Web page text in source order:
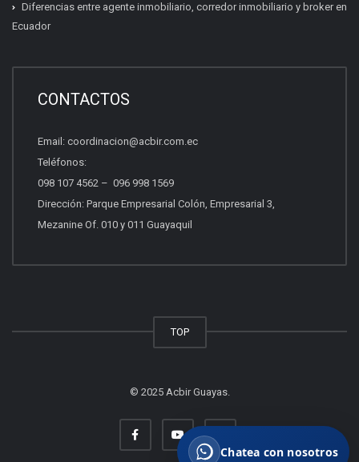
Beneficios del socio
Quiero vender propiedades
Escríbenos tu consulta.
Chatea con nosotros
Diferencias entre agente inmobiliario, corredor inmobiliario y broker en
Ecuador
CONTACTOS
Email: coordinacion@acbir.com.ec
Teléfonos:
098 107 4562 – 096 998 1569
Dirección: Parque Empresarial Colón, Empresarial 3,
Mezanine Of. 010 y 011 Guayaquil
TOP
© 2025 Acbir Guayas.